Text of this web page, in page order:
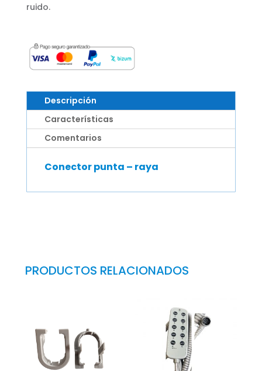
ruido.
Descripción
Características
Comentarios
Conector punta – raya
PRODUCTOS RELACIONADOS